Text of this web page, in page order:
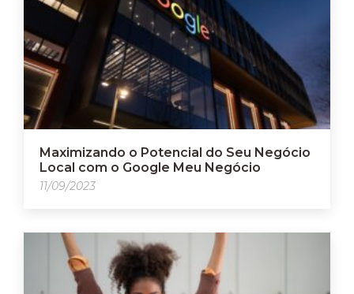
Maximizando o Potencial do Seu Negócio
Local com o Google Meu Negócio
11/09/2023